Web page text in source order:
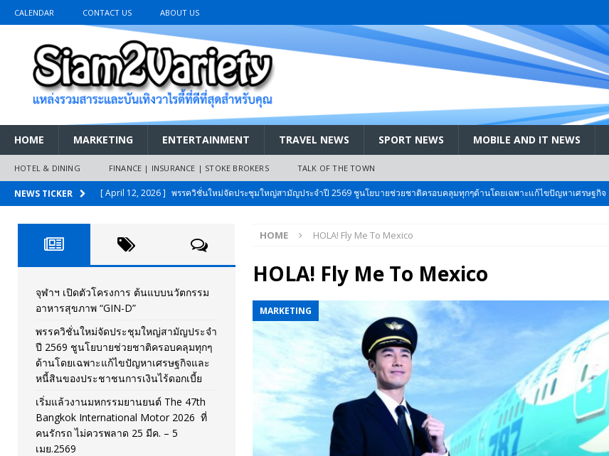
CALENDAR CONTACT US ABOUT US
HOME MARKETING ENTERTAINMENT TRAVEL NEWS SPORT NEWS MOBILE AND IT NEWS
HOTEL & DINING FINANCE | INSURANCE | STOKE BROKERS TALK OF THE TOWN
NEWS TICKER [ April 12, 2026 ] พรรควิชั่นใหม่จัดประชุมใหญ่สามัญประจำปี 2569 ชูนโยบายช่วยชาติครอบคลุมทุกๆด้านโดยเฉพาะแก้ไขปัญหาเศรษฐกิจ
[ March 26, 2026 ]
เริ่มแล้วงานมหกรรมยานยนต์ The 47th Bangkok International Motor 2026 ที่คนรักรถ ไม่ควรพลาด 25 มีค. – 5
เมย.2569
AUTO NEWS
[ February 10, 2026 ] นครปฐมส้มไม่แผ่ว แต่บ้านใหญ่ผนึกกำลัง สกัด!! เจาะสนามเจดีย์ใหญ่: เมื่อคะแนนนิยม ‘ส้ม’ พุ่งชนกำแพง ‘บ้านใหญ่’ ใน
วันที่สายอนุรักษ์นิยมเลิกรบกันเอง
PR NEWS
[ November 26, 2025 ] i-Motor เปิดตัว BREEZE ปักธงผู้นำ EV สองล้อที่เข้าใจผู้ใช้ไทยมากที่สุด
AUTO NEWS
[ April 30, 2026 ] จุฬาฯ เปิดตัวโครงการ ต้นแบบนวัตกรรมอาหารสุขภาพ “GIN-D” EVENT SOCIAL LIFE
HOME HOLA! Fly Me To Mexico
HOLA! Fly Me To Mexico
MARKETING
จุฬาฯ เปิดตัวโครงการ ต้นแบบนวัตกรรม
อาหารสุขภาพ “GIN-D”
พรรควิชั่นใหม่จัดประชุมใหญ่สามัญประจำ
ปี 2569 ชูนโยบายช่วยชาติครอบคลุมทุกๆ
ด้านโดยเฉพาะแก้ไขปัญหาเศรษฐกิจและ
หนี้สินของประชาชนการเงินไร้ดอกเบี้ย
เริ่มแล้วงานมหกรรมยานยนต์ The 47th
Bangkok International Motor 2026 ที่
คนรักรถ ไม่ควรพลาด 25 มีค. – 5
เมย.2569